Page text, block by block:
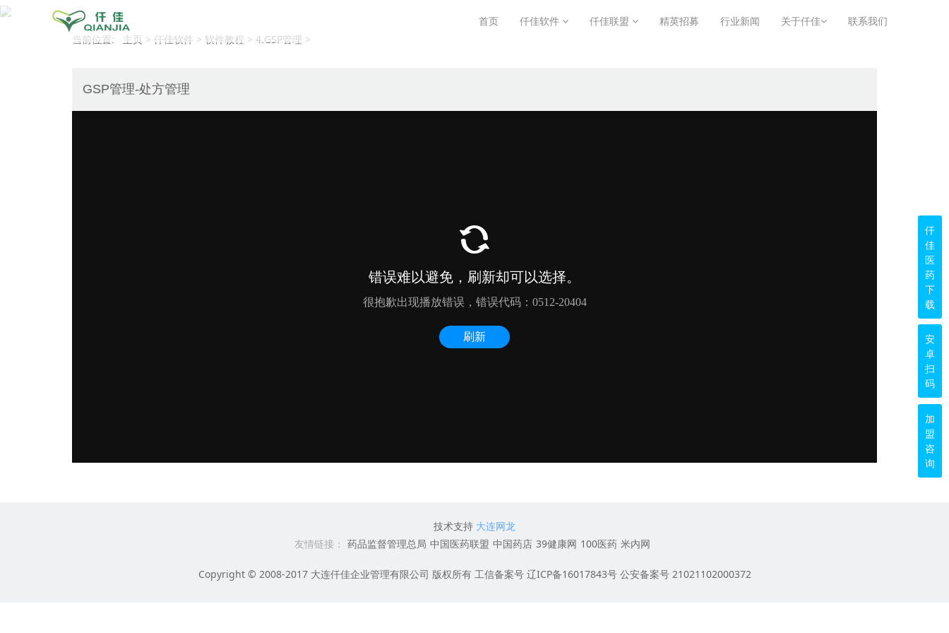
首页 仟佳软件 仟佳联盟 精英招募 行业新闻 关于仟佳
联系我们
当前位置: 主页 > 仟佳软件 > 软件教程 > 4.GSP管理 >
GSP管理-处方管理
技术支持 大连网龙
友情链接： 药品监督管理总局 中国医药联盟 中国药店 39健康网 100医药 米内网
Copyright © 2008-2017 大连仟佳企业管理有限公司 版权所有 工信备案号 辽ICP备16017843号 公安备案号 21021102000372
加
盟
咨
询
安
卓
扫
码
仟
佳
医
药
下
载